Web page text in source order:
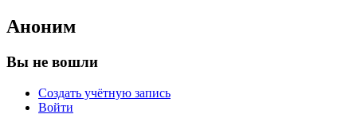
Аноним
Вы не вошли
Создать учётную запись
Войти